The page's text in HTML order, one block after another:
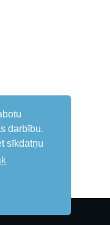
darbību.
sīkdatņu